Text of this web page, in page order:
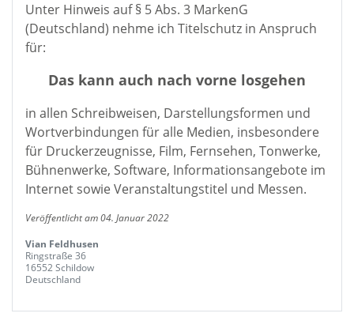
Unter Hinweis auf § 5 Abs. 3 MarkenG
(Deutschland) nehme ich Titelschutz in Anspruch
für:
Das kann auch nach vorne losgehen
in allen Schreibweisen, Darstellungsformen und
Wortverbindungen für alle Medien, insbesondere
für Druckerzeugnisse, Film, Fernsehen, Tonwerke,
Bühnenwerke, Software, Informationsangebote im
Internet sowie Veranstaltungstitel und Messen.
Veröffentlicht am 04. Januar 2022
Vian Feldhusen
Ringstraße 36
16552 Schildow
Deutschland